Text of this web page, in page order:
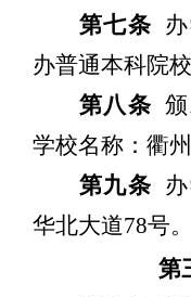
第七条
办普通本科院校
第八条
学校名称：衢州
第九条
华北大道78号。
第